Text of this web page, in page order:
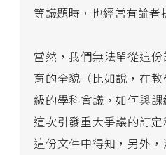
等議題時，也經常有論者
當然，我們無法單從這
育的全貌（比如說，在
級的學科會議，如何與
這次引發重大爭議的訂
這份文件中得知，另外